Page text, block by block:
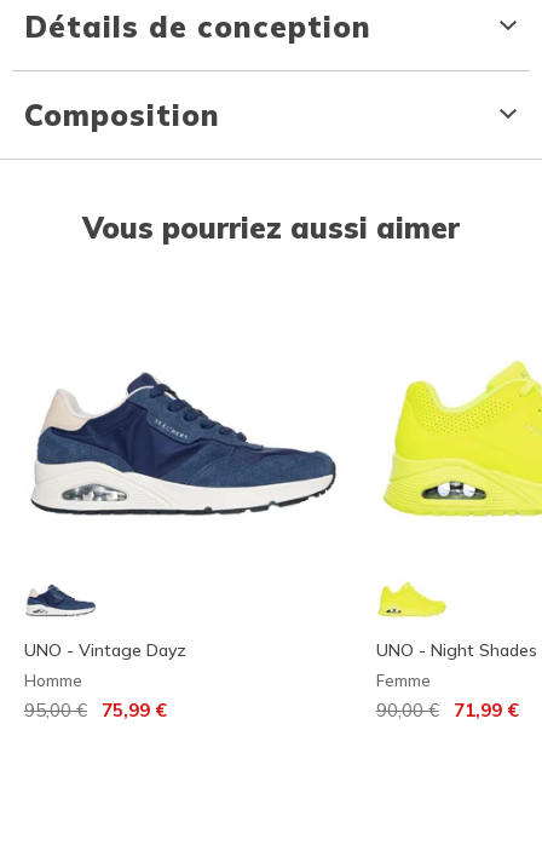
Détails de conception
Composition
Vous pourriez aussi aimer
UNO - Vintage Dayz
Homme
Prix réduit de
95,00 € 75,99 €
UNO - Night Shades
Femme
Prix réduit de
90,00 €à 71,99 €